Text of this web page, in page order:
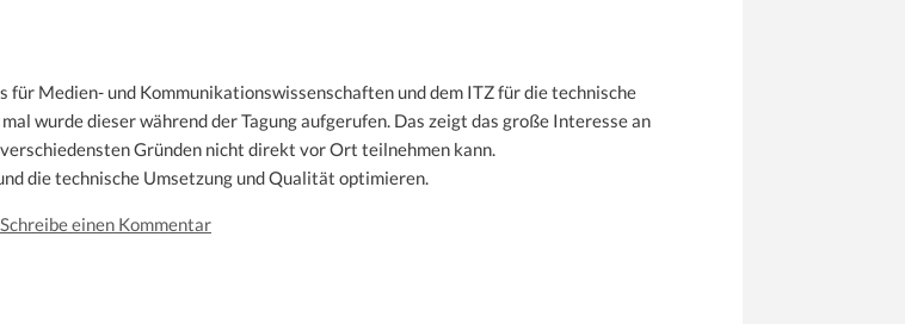
Medien- und Kommunikationswissenschaften und dem ITZ für die technische
wurde dieser während der Tagung aufgerufen. Das zeigt das große Interesse an
Gründen nicht direkt vor Ort teilnehmen kann.
die technische Umsetzung und Qualität optimieren.
Schreibe einen Kommentar